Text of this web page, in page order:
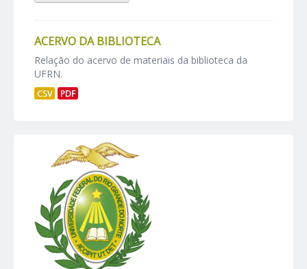
ACERVO DA BIBLIOTECA
Relação do acervo de materiais da biblioteca da
UFRN.
CSV PDF